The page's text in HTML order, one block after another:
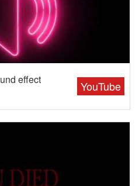
YouTube
effect